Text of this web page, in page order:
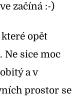
začíná :-)
opět
. Ne sice moc
a v
prostor se